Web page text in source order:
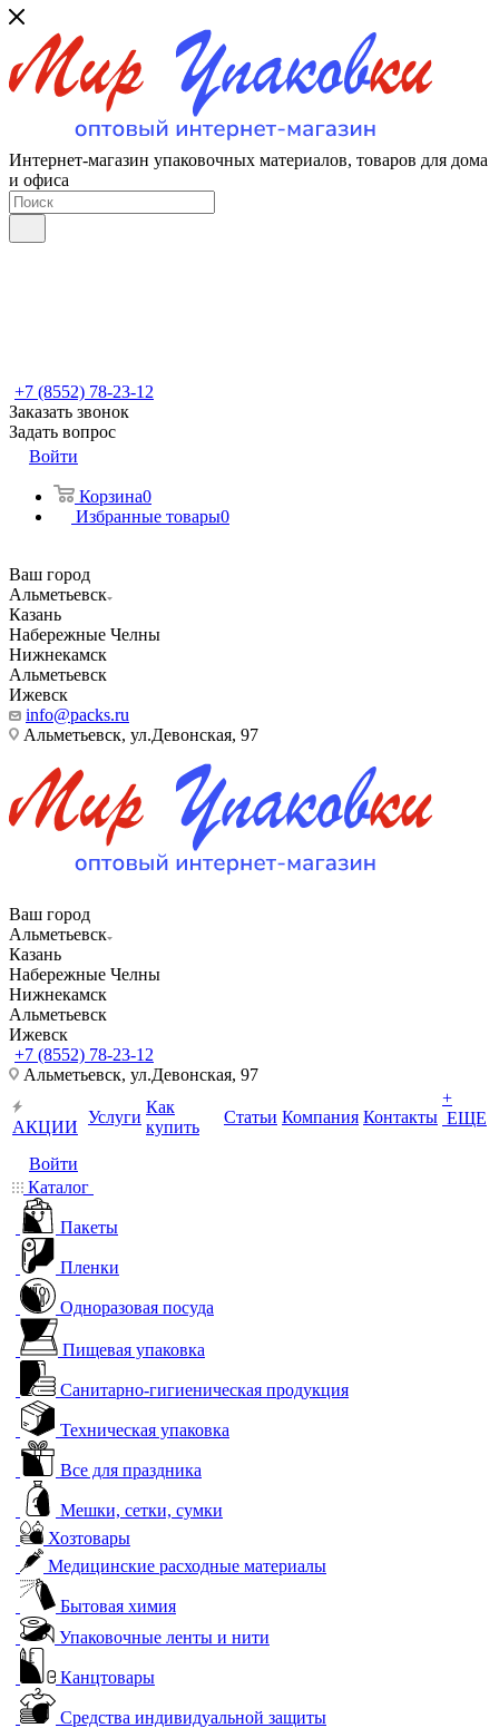
Интернет-магазин упаковочных материалов, товаров для дома
и офиса
+7 (8552) 78-23-12
Заказать звонок
Задать вопрос
Войти
Корзина0
Избранные товары0
Ваш город
Альметьевск
Казань
Набережные Челны
Нижнекамск
Альметьевск
Ижевск
info@packs.ru
Альметьевск, ​ул.Девонская, 97
Ваш город
Альметьевск
Казань
Набережные Челны
Нижнекамск
Альметьевск
Ижевск
+7 (8552) 78-23-12
Альметьевск, ​ул.Девонская, 97
АКЦИИ
Услуги
Как
купить
Статьи Компания Контакты
+
ЕЩЕ
Войти
Каталог
Пакеты
Пленки
Одноразовая посуда
Пищевая упаковка
Санитарно-гигиеническая продукция
Техническая упаковка
Все для праздника
Мешки, сетки, сумки
Хозтовары
Медицинские расходные материалы
Бытовая химия
Упаковочные ленты и нити
Канцтовары
Средства индивидуальной защиты